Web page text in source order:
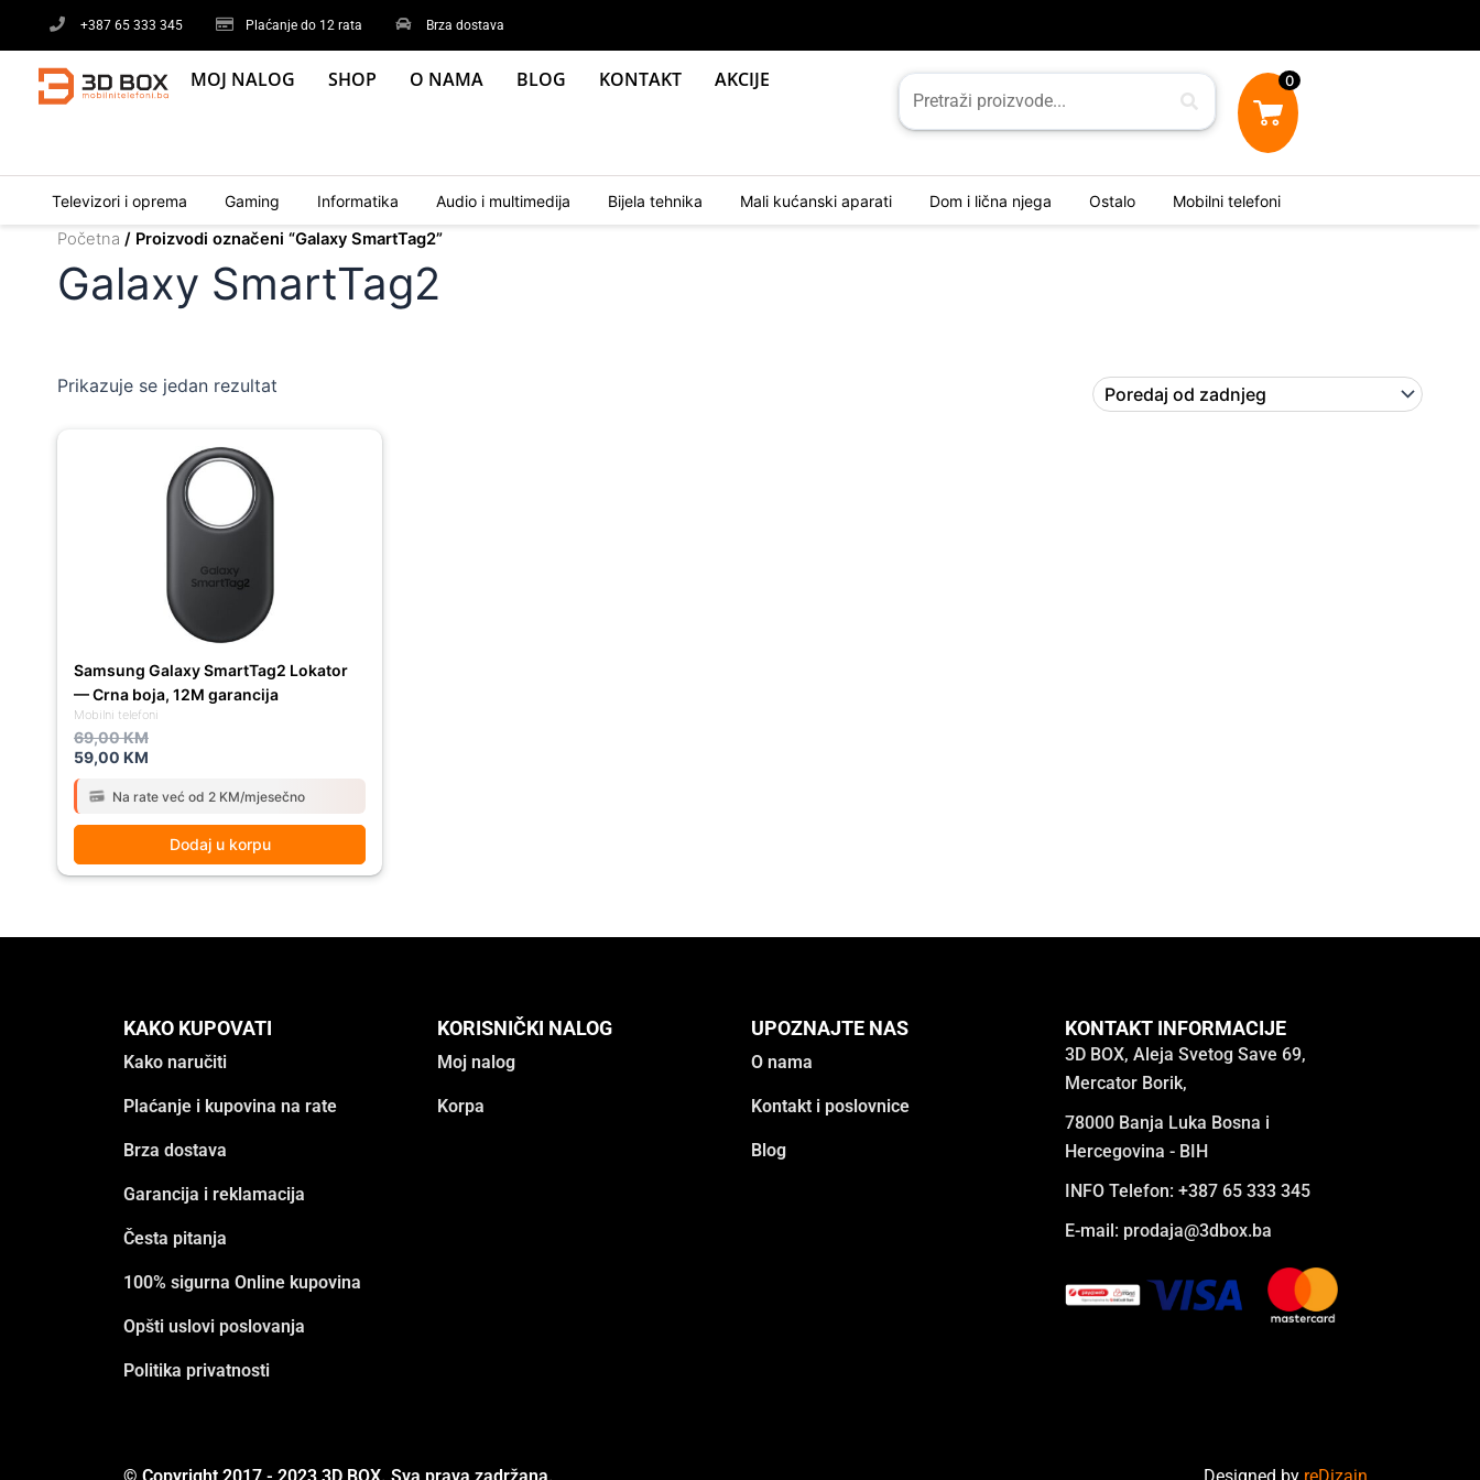
content
+387 65 333 345 Plaćanje do 12 rata Brza dostava
MOJ NALOG SHOP O NAMA BLOG KONTAKT AKCIJE 0
Televizori i oprema Gaming Informatika Audio i multimedija Bijela tehnika Mali kućanski aparati Dom i lična njega Ostalo Mobilni telefoni
Početna / Proizvodi označeni “Galaxy SmartTag2”
Galaxy SmartTag2
Prikazuje se jedan rezultat
Mobilni telefoni
Samsung Galaxy SmartTag2 Lokator
— Crna boja, 12M garancija
69,00KM
59,00 KM
Na rate već od 2 KM/mjesečno
Dodaj u korpu
KAKO KUPOVATI
Kako naručiti
Plaćanje i kupovina na rate
Brza dostava
Garancija i reklamacija
Česta pitanja
100% sigurna Online kupovina
Opšti uslovi poslovanja
Politika privatnosti
KORISNIČKI NALOG
Moj nalog
Korpa
UPOZNAJTE NAS
O nama
Kontakt i poslovnice
Blog
KONTAKT INFORMACIJE
3D BOX, Aleja Svetog Save 69,
Mercator Borik,
78000 Banja Luka Bosna i
Hercegovina - BIH
INFO Telefon: +387 65 333 345
E-mail: prodaja@3dbox.ba